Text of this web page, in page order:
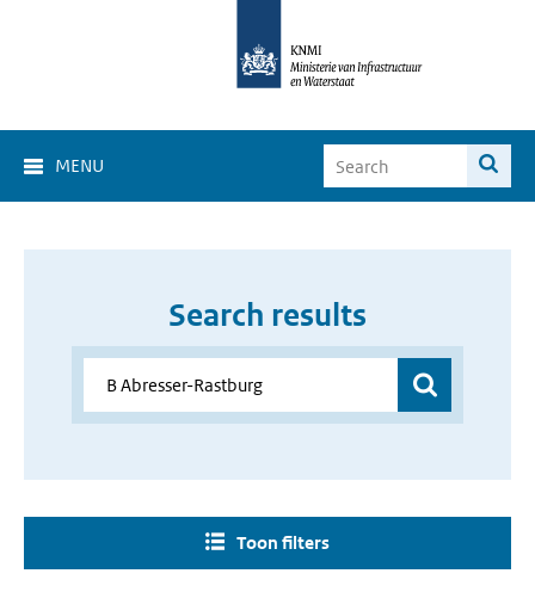
MENU
Search results
Toon filters